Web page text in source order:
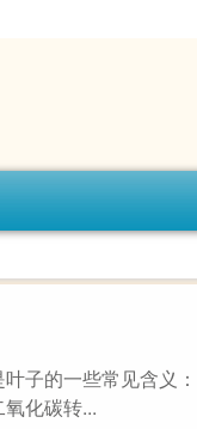
子的一些常见含义
化碳转...